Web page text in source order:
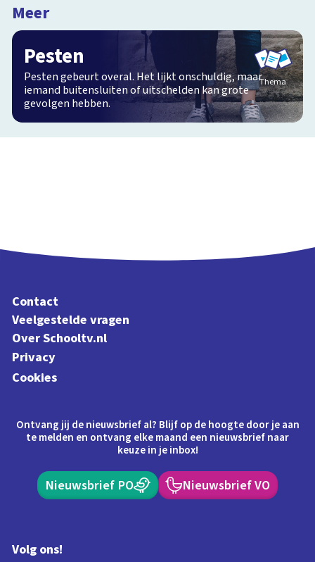
Meer
Pesten
Pesten gebeurt overal. Het lijkt onschuldig, maar
iemand buitensluiten of uitschelden kan grote
gevolgen hebben.
Thema
Contact
Veelgestelde vragen
Over Schooltv.nl
Privacy
Cookies
Ontvang jij de nieuwsbrief al? Blijf op de hoogte door je aan
te melden en ontvang elke maand een nieuwsbrief naar
keuze in je inbox!
Nieuwsbrief PO Nieuwsbrief VO
Volg ons!